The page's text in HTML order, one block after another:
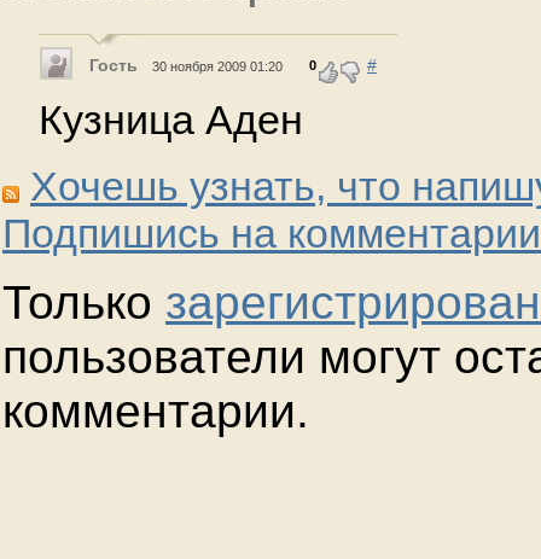
Гость 30 ноября 2009 01:20 0 #
Кузница Аден
Хочешь узнать, что
Подпишись на
Только
пользователи могут
комментарии.